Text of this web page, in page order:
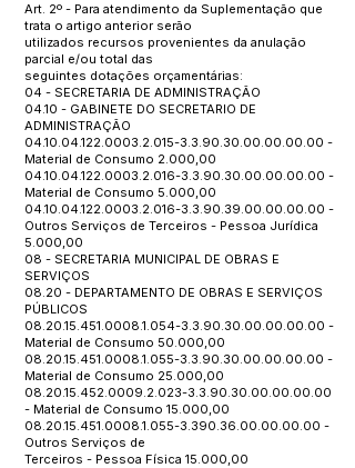
Art. 2º - Para atendimento da Suplementação que
trata o artigo anterior serão
utilizados recursos provenientes da anulação
parcial e/ou total das
seguintes dotações orçamentárias:
04 - SECRETARIA DE ADMINISTRAÇÃO
04.10 - GABINETE DO SECRETARIO DE
ADMINISTRAÇÃO
04.10.04.122.0003.2.015-3.3.90.30.00.00.00.00 -
Material de Consumo 2.000,00
04.10.04.122.0003.2.016-3.3.90.30.00.00.00.00 -
Material de Consumo 5.000,00
04.10.04.122.0003.2.016-3.3.90.39.00.00.00.00 -
Outros Serviços de Terceiros - Pessoa Jurídica
5.000,00
08 - SECRETARIA MUNICIPAL DE OBRAS E
SERVIÇOS
08.20 - DEPARTAMENTO DE OBRAS E SERVIÇOS
PÚBLICOS
08.20.15.451.0008.1.054-3.3.90.30.00.00.00.00 -
Material de Consumo 50.000,00
08.20.15.451.0008.1.055-3.3.90.30.00.00.00.00 -
Material de Consumo 25.000,00
08.20.15.452.0009.2.023-3.3.90.30.00.00.00.00
- Material de Consumo 15.000,00
08.20.15.451.0008.1.055-3.390.36.00.00.00.00 -
Outros Serviços de
Terceiros - Pessoa Física 15.000,00